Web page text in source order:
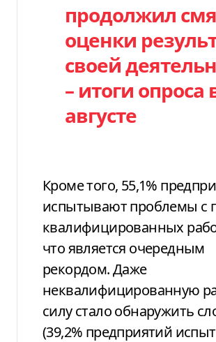
продолжил
оценки
своей
– итоги опроса
августе
Кроме того, 55,1%
испытывают проблемы с
квалифицированных
что является очередным
рекордом. Даже
неквалифицированную
силу стало обнаружить
(39,2% предприятий